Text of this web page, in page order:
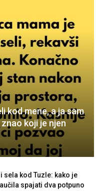
kod mene, a ja sam
koji je njen
sela kod Tuzle: kako je
spajati dva potpuno